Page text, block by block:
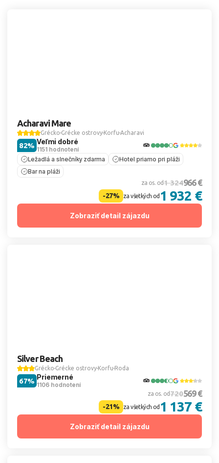
Acharavi Mare
Grécko Grécke ostrovy Korfu Acharavi
Veľmi dobré
1151 hodnotení
82%
Ležadlá a slnečníky zdarma
Hotel priamo pri pláži
Bar na pláži
za os. od1 324966 €
-27% za všetkých od 1 932 €
Zobraziť detail zájazdu
Silver Beach
Grécko Grécke ostrovy Korfu Roda
Priemerné
1106 hodnotení
67%
za os. od720569 €
-21% za všetkých od 1 137 €
Zobraziť detail zájazdu